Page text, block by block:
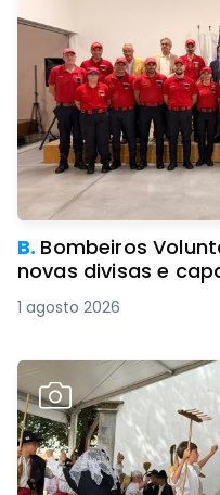
B. Bombeiros
novas divisas e
1 agosto 2026